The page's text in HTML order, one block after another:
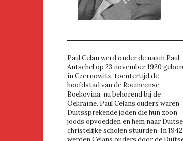
Paul Celan werd onder de naam Paul
Antschel op 23 november 1920
in Czernowitz, toentertijd de
hoofdstad van de Roemeense
Boekovina, nu behorend bij de
Oekraïne. Paul Celans ouders waren
Duitssprekende joden die hun zoon
joods opvoedden en hem naar Duitse
christelijke scholen stuurden. In 1942